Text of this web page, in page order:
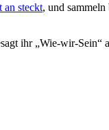
an steckt, und
ihr „Wie-wir-Sein“